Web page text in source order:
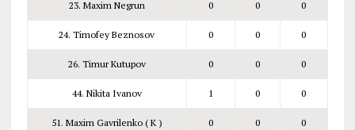
23. Maxim Negrun 0 0 0
24. Timofey Beznosov 0 0 0
26. Timur Kutupov 0 0 0
44. Nikita Ivanov 1 0 0
51. Maxim Gavrilenko ( K ) 0 0 0